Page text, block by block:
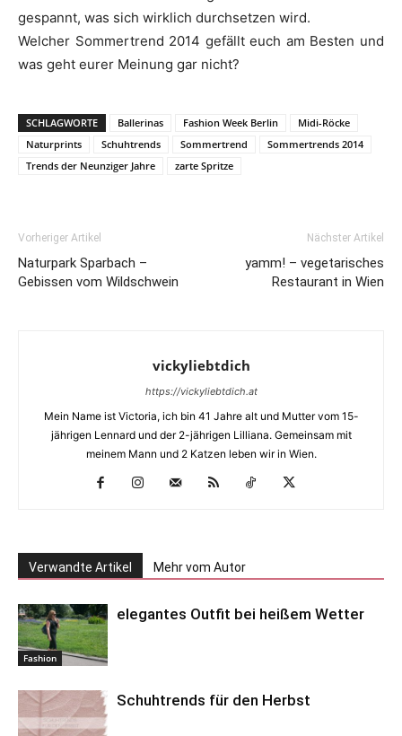
gespannt, was sich wirklich durchsetzen wird.
Welcher Sommertrend 2014 gefällt euch am Besten und
was geht eurer Meinung gar nicht?
SCHLAGWORTE Ballerinas Fashion Week Berlin
Midi-Röcke
Naturprints
Schuhtrends Sommertrend
Sommertrends 2014
Trends der Neunziger Jahre
zarte Spritze
Vorheriger Artikel
Naturpark Sparbach –
Gebissen vom Wildschwein
Nächster Artikel
yamm! – vegetarisches
Restaurant in Wien
vickyliebtdich
https://vickyliebtdich.at
Mein Name ist Victoria, ich bin 41 Jahre alt und Mutter vom 15-
jährigen Lennard und der 2-jährigen Lilliana. Gemeinsam mit
meinem Mann und 2 Katzen leben wir in Wien.
Verwandte Artikel Mehr vom Autor
Fashion
elegantes Outfit bei heißem Wetter
Schuhtrends für den Herbst